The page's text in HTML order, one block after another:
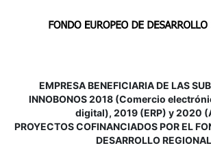
EMPRESA BENEFICIARIA DE LAS
INNOBONOS 2018 (Comercio
digital), 2019 (ERP) y 2020
PROYECTOS COFINANCIADOS POR EL
DESARROLLO REGIONAL